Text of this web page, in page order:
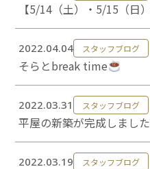
【5/14（土）・5/15（日
開催します！！ 】
2022.04.04 スタッフブログ
そらとbreak time
2022.03.31 スタッフブログ
平屋の新築が完成しました
2022.03.19 スタッフブログ